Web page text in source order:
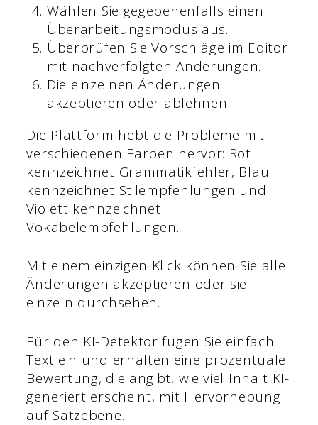
Wählen Sie gegebenenfalls einen
Überarbeitungsmodus aus.
Überprüfen Sie Vorschläge im Editor
mit nachverfolgten Änderungen.
Die einzelnen Änderungen
akzeptieren oder ablehnen
Die Plattform hebt die Probleme mit
verschiedenen Farben hervor: Rot
kennzeichnet Grammatikfehler, Blau
kennzeichnet Stilempfehlungen und
Violett kennzeichnet
Vokabelempfehlungen.
Mit einem einzigen Klick können Sie alle
Änderungen akzeptieren oder sie
einzeln durchsehen.
Für den KI-Detektor fügen Sie einfach
Text ein und erhalten eine prozentuale
Bewertung, die angibt, wie viel Inhalt KI-
generiert erscheint, mit Hervorhebung
auf Satzebene.